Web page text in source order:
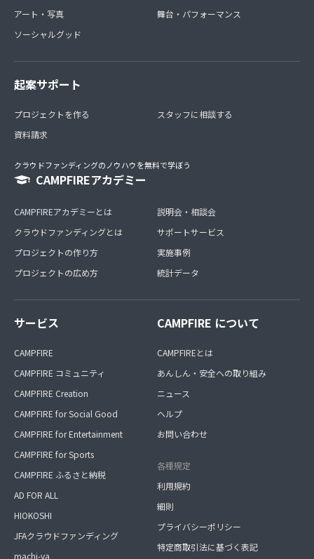
アート・写真
ソーシャルグッド
舞台・パフォーマンス
起案サポート
プロジェクトを作る
資料請求
スタッフに相談する
クラウドファンディングのノウハウを無料で学ぼう
CAMPFIREアカデミー
CAMPFIREアカデミーとは
クラウドファンディングとは
プロジェクトの作り方
プロジェクトの広め方
説明会・相談会
サポートサービス
実施事例
統計データ
サービス
CAMPFIRE
CAMPFIRE コミュニティ
CAMPFIRE Creation
CAMPFIRE for Social Good
CAMPFIRE for Entertainment
CAMPFIRE for Sports
CAMPFIRE ふるさと納税
AD FOR ALL
HIOKOSHI
JFAクラウドファンディング
machi-ya
CAMPFIRE について
CAMPFIREとは
あんしん・安全への取り組み
ニュース
ヘルプ
お問い合わせ
各種規定
利用規約
細則
プライバシーポリシー
特定商取引法に基づく表記